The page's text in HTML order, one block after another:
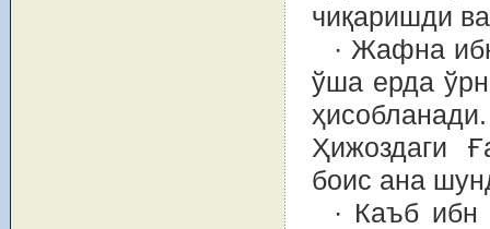
чиқаришди
· Жафна
ўша ерда
Ҳижоздаги
боис ана
· Каъб